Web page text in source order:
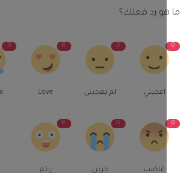
رد فعلك؟
لم يعجبنى مضحك